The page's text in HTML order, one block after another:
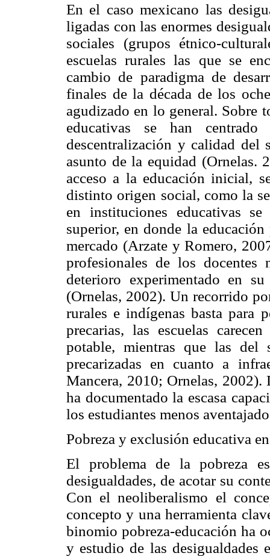
En el caso mexicano las
ligadas con las enormes
sociales (grupos étnico-
escuelas rurales las que se
cambio de paradigma de
finales de la década de los
agudizado en lo general. Sobre
educativas se han
descentralización y calidad del
asunto de la equidad (Ornelas.
acceso a la educación inicial,
distinto origen social, como la
en instituciones educativas
superior, en donde la
mercado (Arzate y Romero,
profesionales de los docentes
deterioro experimentado en
(Ornelas, 2002). Un recorrido
rurales e indígenas basta para
precarias, las escuelas
potable, mientras que las del
precarizadas en cuanto a
Mancera, 2010; Ornelas,
ha documentado la escasa
los estudiantes menos
Pobreza y exclusión educativa
El problema de la pobreza
desigualdades, de acotar su
Con el neoliberalismo el
concepto y una herramienta
binomio pobreza-educación ha
y estudio de las desigualdades